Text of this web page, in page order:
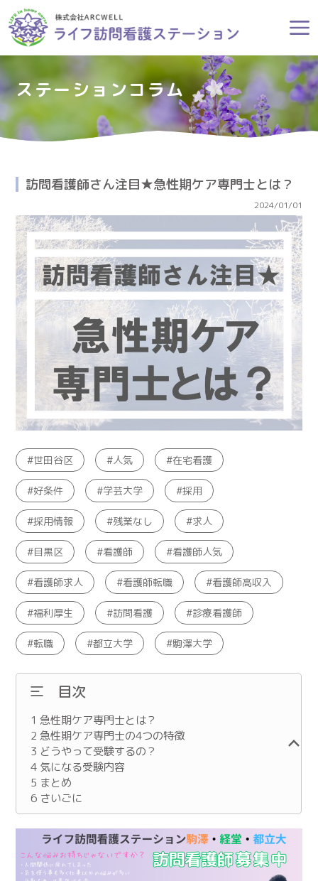
ステーションコラム
訪問看護師さん注目★急性期ケア専門士とは？
2024/01/01
世田谷区 人気 在宅看護
好条件 学芸大学 採用
採用情報 残業なし 求人
目黒区 看護師 看護師人気
看護師求人 看護師転職 看護師高収入
福利厚生 訪問看護 診療看護師
転職 都立大学 駒澤大学
目次
1 急性期ケア専門士とは？
2 急性期ケア専門士の4つの特徴
3 どうやって受験するの？
4 気になる受験内容
5 まとめ
6 さいごに